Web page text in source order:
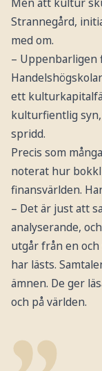
Strannegård,
med om.
– Uppenbarligen
ett
kulturfientlig
spridd.
Precis som
noterat hur
finansvärlden.
– Det är just att
analyserande,
utgår från en
har lästs.
ämnen. De ger
och på världen.